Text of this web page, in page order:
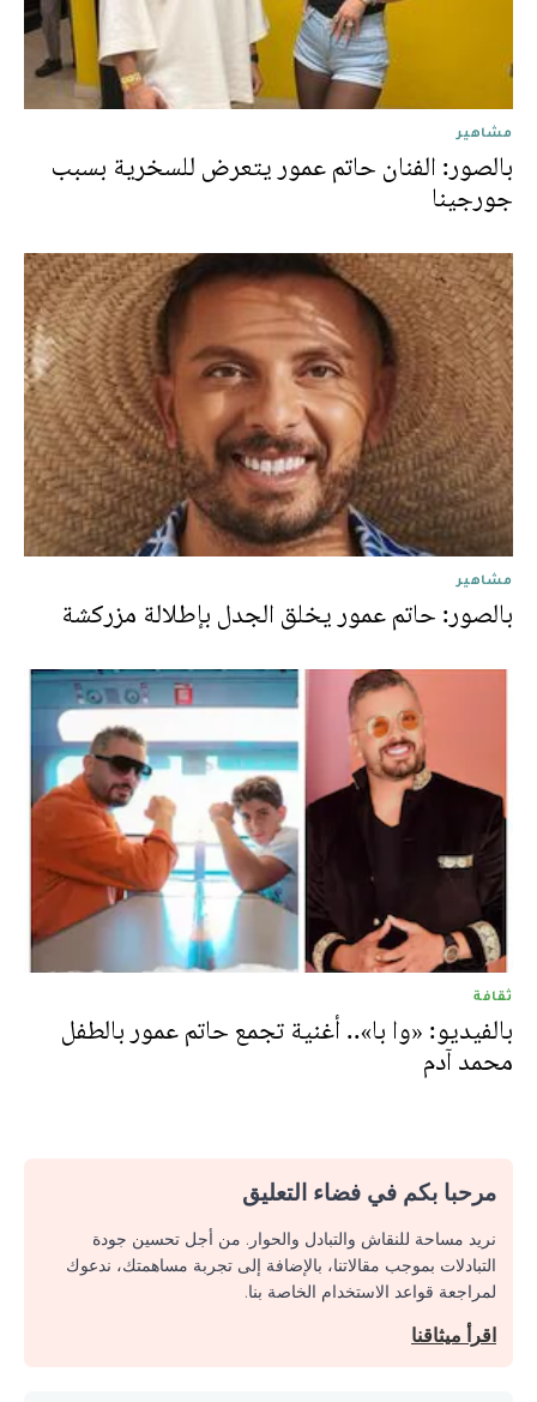
مشاهير
بالصور: الفنان حاتم عمور يتعرض للسخرية بسبب
جورجينا
مشاهير
بالصور: حاتم عمور يخلق الجدل بإطلالة مزركشة
ثقافة
بالفيديو: «وا با».. أغنية تجمع حاتم عمور بالطفل
محمد آدم
مرحبا بكم في فضاء التعليق
نريد مساحة للنقاش والتبادل والحوار. من أجل تحسين جودة
التبادلات بموجب مقالاتنا، بالإضافة إلى تجربة مساهمتك، ندعوك
لمراجعة قواعد الاستخدام الخاصة بنا.
اقرأ ميثاقنا